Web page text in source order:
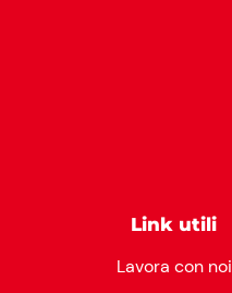
Link utili
Lavora con noi